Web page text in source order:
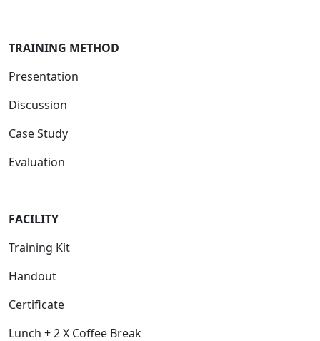
TRAINING METHOD
Presentation
Discussion
Case Study
Evaluation
FACILITY
Training Kit
Handout
Certificate
Lunch + 2 X Coffee Break